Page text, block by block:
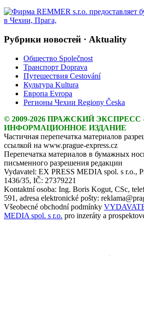
Рубрики новостей · Aktuality
Общество Společnost
Транспорт Doprava
Путешествия Cestování
Культура Kultura
Европа Evropa
Регионы Чехии Regiony Česka
© 2009-2026 ПРАЖСКИЙ ЭКСПРЕСС
ИНФОРМАЦИОННОЕ ИЗДАНИЕ
Частичная перепечатка материалов
ссылкой на www.prague-express.cz
Перепечатка материалов в бумажных
письменного разрешения редакции
Vydavatel: EX PRESS MEDIA spol. s r.o.,
1436/35, IČ: 27379221
Kontaktní osoba: Ing. Boris Kogut, CSc,
591, adresa elektronické pošty:
Všeobecné obchodní podmínky
MEDIA spol. s r.o. pro inzeráty a